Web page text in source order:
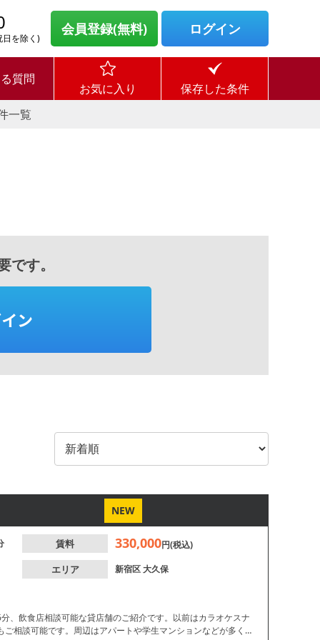
を除く)
会員登録(無料) ログイン
質問
お気に入り
保存した条件
一覧
す。
ン
NEW
賃料 330,000円(税込)
エリア 新宿区大久保
、飲食店相談可能な貸店舗のご紹介です。以前はカラオケスナ
相談可能です。周辺はアパートや学生マンションなどが多く、